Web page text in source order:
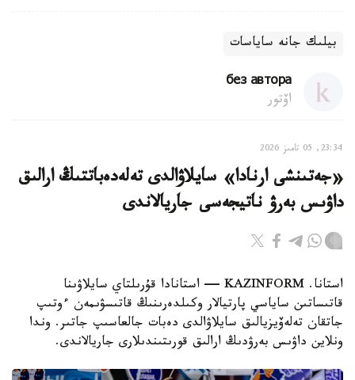
بيلىك جانە ساياسات
без автора
اۆتور
23:34, 05 تامىز 2026
«جەتىنشى ارنادا» سايلاۋالدى تەلەدەباتتىڭ ارالىق
داۋىس بەرۋ ناتيجەسى جاريالاندى
استانا. KAZINFORM — استانادا قۇرىلتاي سايلاۋىنا
قاتىساتىن ساياسي پارتيالار وكىلدەرىنىڭ قاتىسۋىمەن ءوتىپ
جاتقان تەلەۆيزيالىق سايلاۋالدى دەبات جالعاسىپ جاتىر. وندا
ونلاين داۋىس بەرۋدىڭ ارالىق قورىتىندىلارى جاريالاندى.